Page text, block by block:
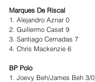
Marques De Riscal
1. Alejandro Aznar 0
2. Guillermo Caset 9
3. Santiago Cernadas 7
4. Chris Mackenzie 6
BP Polo
1. Joevy Beh/James Beh 3/0